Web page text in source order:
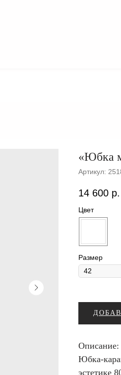
«Юбка
Артикул:
14 600 р.
Цвет
Размер
Описание:
Юбка-
эстетике